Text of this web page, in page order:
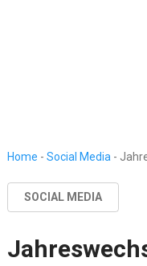
Home - Social Media -
SOCIAL MEDIA